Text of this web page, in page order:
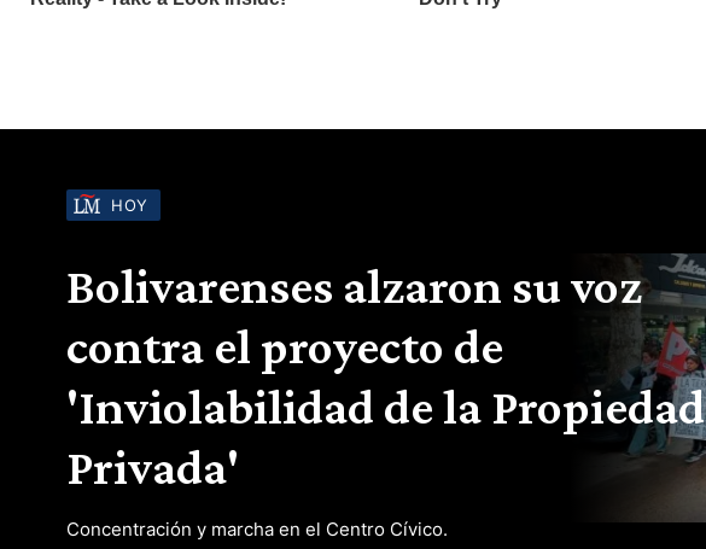
HOY
Bolivarenses alzaron su voz
contra el proyecto de
'Inviolabilidad de la Propiedad
Privada'
Concentración y marcha en el Centro Cívico.